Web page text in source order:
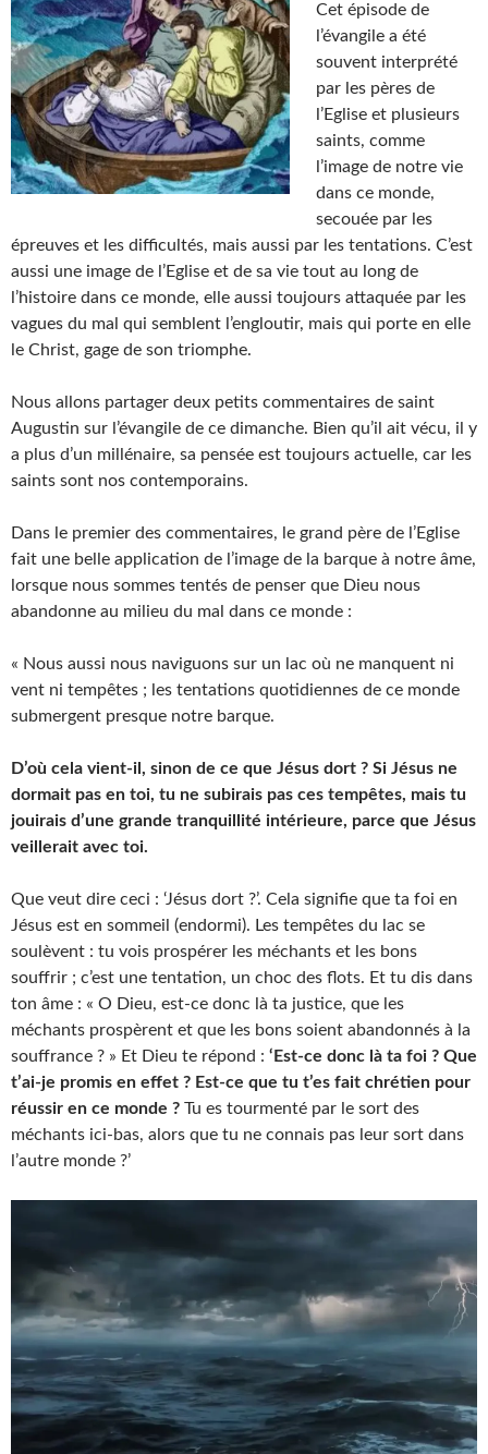
Cet épisode de
l’évangile a été
souvent interprété
par les pères de
l’Eglise et plusieurs
saints, comme
l’image de notre vie
dans ce monde,
secouée par les
épreuves et les difficultés, mais aussi par les tentations. C’est
aussi une image de l’Eglise et de sa vie tout au long de
l’histoire dans ce monde, elle aussi toujours attaquée par les
vagues du mal qui semblent l’engloutir, mais qui porte en elle
le Christ, gage de son triomphe.
Nous allons partager deux petits commentaires de saint
Augustin sur l’évangile de ce dimanche. Bien qu’il ait vécu, il y
a plus d’un millénaire, sa pensée est toujours actuelle, car les
saints sont nos contemporains.
Dans le premier des commentaires, le grand père de l’Eglise
fait une belle application de l’image de la barque à notre âme,
lorsque nous sommes tentés de penser que Dieu nous
abandonne au milieu du mal dans ce monde :
« Nous aussi nous naviguons sur un lac où ne manquent ni
vent ni tempêtes ; les tentations quotidiennes de ce monde
submergent presque notre barque.
D’où cela vient-il, sinon de ce que Jésus dort ? Si Jésus ne
dormait pas en toi, tu ne subirais pas ces tempêtes, mais tu
jouirais d’une grande tranquillité intérieure, parce que Jésus
veillerait avec toi.
Que veut dire ceci : ‘Jésus dort ?’. Cela signifie que ta foi en
Jésus est en sommeil (endormi). Les tempêtes du lac se
soulèvent : tu vois prospérer les méchants et les bons
souffrir ; c’est une tentation, un choc des flots. Et tu dis dans
ton âme : « O Dieu, est-ce donc là ta justice, que les
méchants prospèrent et que les bons soient abandonnés à la
souffrance ? » Et Dieu te répond : ‘Est-ce donc là ta foi ? Que
t’ai-je promis en effet ? Est-ce que tu t’es fait chrétien pour
réussir en ce monde ? Tu es tourmenté par le sort des
méchants ici-bas, alors que tu ne connais pas leur sort dans
l’autre monde ?’